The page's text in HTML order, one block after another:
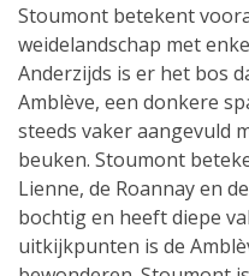
Stoumont betekent
weidelandschap met
Anderzijds is er het bos
Amblève, een donkere
steeds vaker aangevuld
beuken. Stoumont
Lienne, de Roannay en
bochtig en heeft diepe
uitkijkpunten is de